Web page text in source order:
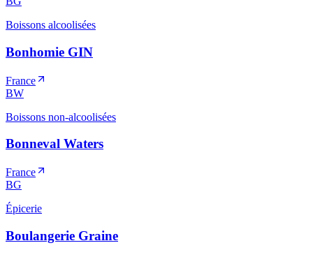
Boissons alcoolisées
Bonhomie GIN
France
BW
Boissons non-alcoolisées
Bonneval Waters
France
BG
Épicerie
Boulangerie Graine